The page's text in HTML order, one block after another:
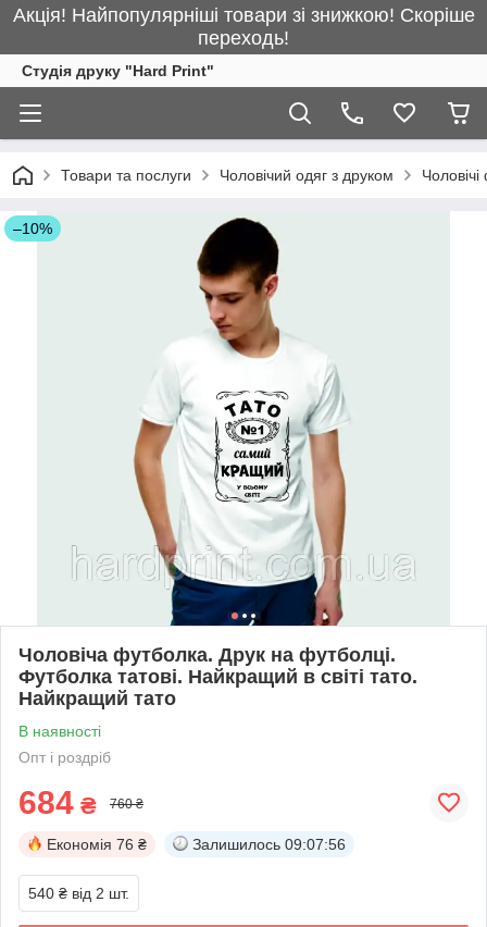
Акція! Найпопулярніші товари зі знижкою! Скоріше
переходь!
Студія друку "Hard Print"
Товари та послуги Чоловічий одяг з друком
–10%
Чоловіча футболка. Друк на футболці.
Футболка татові. Найкращий в світі тато.
Найкращий тато
В наявності
Опт і роздріб
684 ₴ 760 ₴
Економія 76 ₴ Залишилось 09:07:56
540 ₴ від 2 шт.